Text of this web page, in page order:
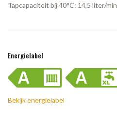
Tapcapaciteit bij 40°C: 14,5 liter/min
Energielabel
Bekijk energielabel